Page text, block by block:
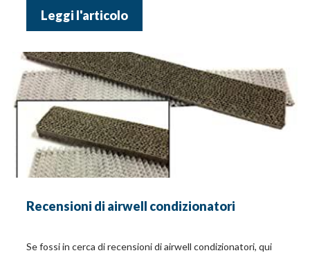
Leggi l'articolo
Recensioni di airwell condizionatori
Se fossi in cerca di recensioni di airwell condizionatori, qui